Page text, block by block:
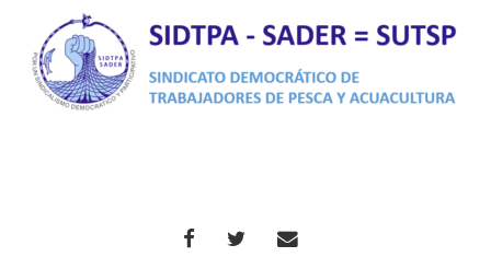
FACEBOOKTWITTERCORREO